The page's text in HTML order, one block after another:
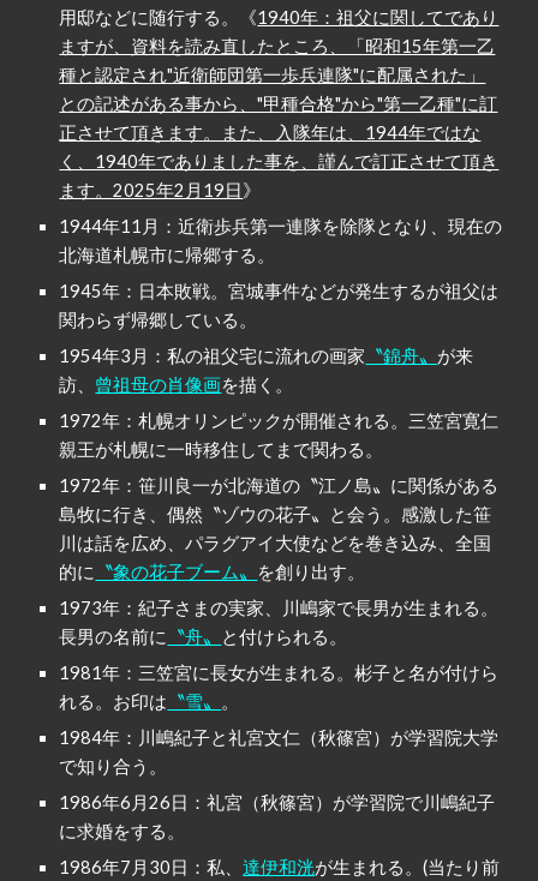
用邸などに随行する。《1940年：祖父に関してであり
ますが、資料を読み直したところ、「昭和15年第一乙
種と認定され"近衛師団第一歩兵連隊"に配属された」
との記述がある事から、"甲種合格"から"第一乙種"に訂
正させて頂きます。また、入隊年は、1944年ではな
く、1940年でありました事を、謹んで訂正させて頂き
ます。2025年2月19日》
1944年11月：近衛歩兵第一連隊を除隊となり、現在の
北海道札幌市に帰郷する。
1945年：日本敗戦。宮城事件などが発生するが祖父は
関わらず帰郷している。
1954年3月：私の祖父宅に流れの画家 〝錦舟〟 が来
訪、 曾祖母の肖像画を描く。
1972年：札幌オリンピックが開催される。三笠宮寛仁
親王が札幌に一時移住してまで関わる。
1972年：笹川良一が北海道の〝江ノ島〟に関係がある
島牧に行き、偶然〝ゾウの花子〟と会う。感激した笹
川は話を広め、パラグアイ大使などを巻き込み、全国
的に
〝象の花子ブーム〟 を創り出す。
1973年：紀子さまの実家、川嶋家で長男が生まれる。
長男の名前に
〝舟〟 と付けられる。
1981年：三笠宮に長女が生まれる。彬子と名が付けら
れる。お印は 〝雪〟 。
1984年：川嶋紀子と礼宮文仁（秋篠宮）が学習院大学
で知り合う。
1986年6月26日：礼宮（秋篠宮）が学習院で川嶋紀子
に求婚をする。
1986年7月30日：私、達伊和洸が生まれる。(当たり前